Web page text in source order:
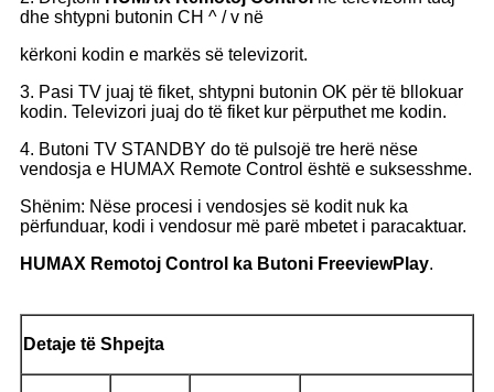
dhe shtypni butonin CH ^ / v në
kërkoni kodin e markës së televizorit.
3. Pasi TV juaj të fiket, shtypni butonin OK për të bllokuar
kodin. Televizori juaj do të fiket kur përputhet me kodin.
4. Butoni TV STANDBY do të pulsojë tre herë nëse
vendosja e HUMAX Remote Control është e suksesshme.
Shënim: Nëse procesi i vendosjes së kodit nuk ka
përfunduar, kodi i vendosur më parë mbetet i paracaktuar.
HUMAX Remotoj Control ka Butoni FreeviewPlay.
Detaje të Shpejta